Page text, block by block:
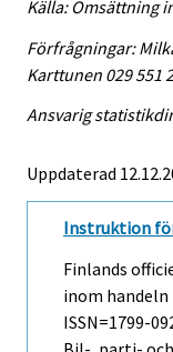
Källa: Omsättning
Förfrågningar:
Karttunen 029 551
Ansvarig
Uppdaterad
Instruktion
Finlands
inom
ISSN=1799-